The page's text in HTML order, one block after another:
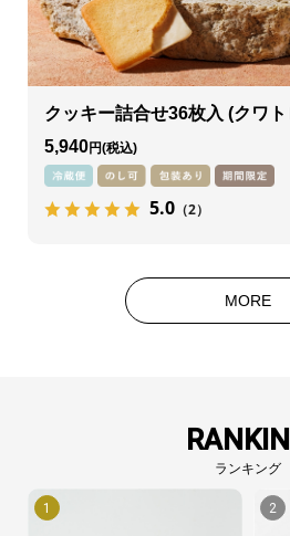
クッキー詰合せ36枚入 (クワ
5,940円
5.0 （2）
MORE
ランキング
1 2